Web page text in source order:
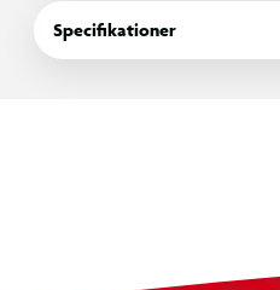
Funktioner:
24 W samlet effekt
Specifikationer